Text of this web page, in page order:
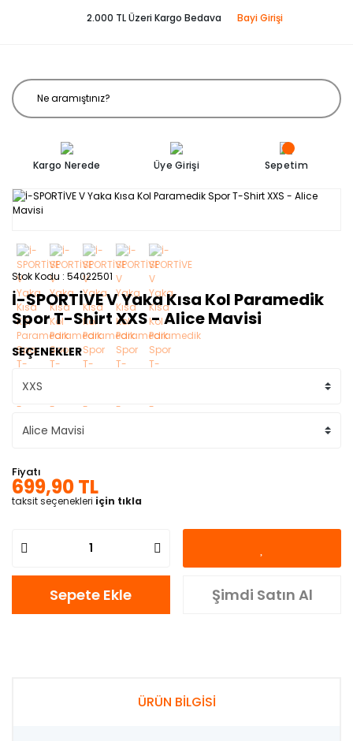
2.000 TL Üzeri Kargo Bedava Bayi Girişi
Kargo Nerede Üye Girişi Sepetim
Stok Kodu 54022501
İ-SPORTİVE V Yaka Kısa Kol Paramedik
Spor T-Shirt XXS - Alice Mavisi
SEÇENEKLER
Fiyatı
699,90 TL
taksit seçenekleri için tıkla
Sepete Ekle Şimdi Satın Al
ÜRÜN BİLGİSİ